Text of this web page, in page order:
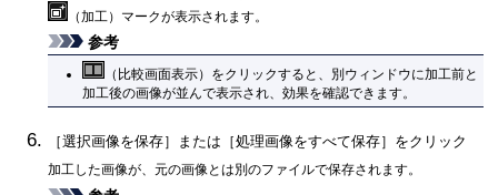
（加工）マークが表示されます。
参考
（比較画面表示）をクリックすると、別ウィンドウに加工前と
加工後の画像が並んで表示され、効果を確認できます。
［選択画像を保存］または［処理画像をすべて保存］をクリック
加工した画像が、元の画像とは別のファイルで保存されます。